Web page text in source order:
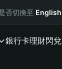
否切換至 English
銀行卡理財閃兌